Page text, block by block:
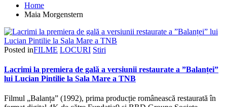
Home
Maia Morgenstern
Posted inFILME LOCURI Stiri
Lacrimi la premiera de gală a versiunii restaurate a ”Balanței”
lui Lucian Pintilie la Sala Mare a TNB
Filmul „Balanța” (1992), prima producție românească restaurată în